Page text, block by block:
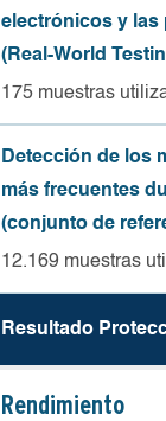
electrónicos y las
(Real-World
175 muestras
Detección de los
más frecuentes
(conjunto de
12.169 muestras
Resultado
Rendimiento